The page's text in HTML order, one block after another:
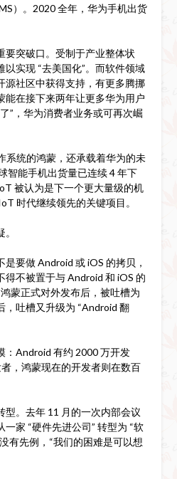
）。2020 全年，华为手机出货
要突破口。受制于产业整体状
实现 “去美国化”。而软件领域
源社区中获得支持，有更多腾挪
能在接下来两年让更多华为用户
”，华为消费者业务或可再次崛
系统的鸿蒙，还承载着华为的未
智能手机出货量已连续 4 年下
被认为是下一个更大量级的机
时代继续领先的关键项目。
要做 Android 或 iOS 的拷贝，
不被置于与 Android 和 iOS 的
蒙正式对外发布后，被吐槽为
，吐槽又升级为 “Android 翻
：Android 有约 2000 万开发
，鸿蒙现在的开发者则在数百
型。去年 11 月的一次内部会议
一家 “硬件先进公司” 转型为 “软
有先例，“我们的困难是可以想